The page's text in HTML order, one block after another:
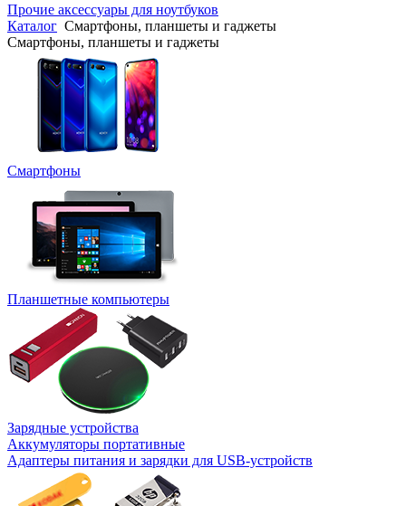
Прочие аксессуары для ноутбуков
Каталог Смартфоны, планшеты и гаджеты
Смартфоны, планшеты и гаджеты
Смартфоны
Планшетные компьютеры
Зарядные устройства
Аккумуляторы портативные
Адаптеры питания и зарядки для USB-устройств